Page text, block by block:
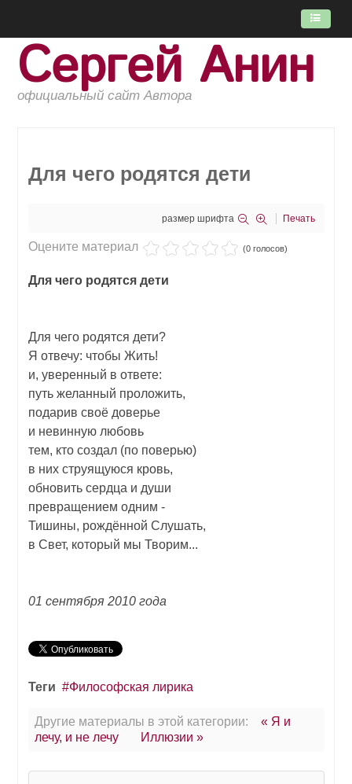
Сергей Анин
официальный сайт Автора
ГЛАВНАЯ
ПОТОК
Для чего родятся дети
размер шрифта Печать
Оцените материал (0 голосов)
Для чего родятся дети
Для чего родятся дети?
Я отвечу: чтобы Жить!
и, уверенный в ответе:
путь желанный проложить,
подарив своё доверье
и невинную любовь
тем, кто создал (по поверью)
в них струящуюся кровь,
обновить сердца и души
превращением одним -
Тишины, рождённой Слушать,
в Свет, который мы Творим...
01 сентября 2010 года
Теги Философская лирика
Другие материалы в этой категории:
« Я и
лечу, и не лечу
Иллюзии »